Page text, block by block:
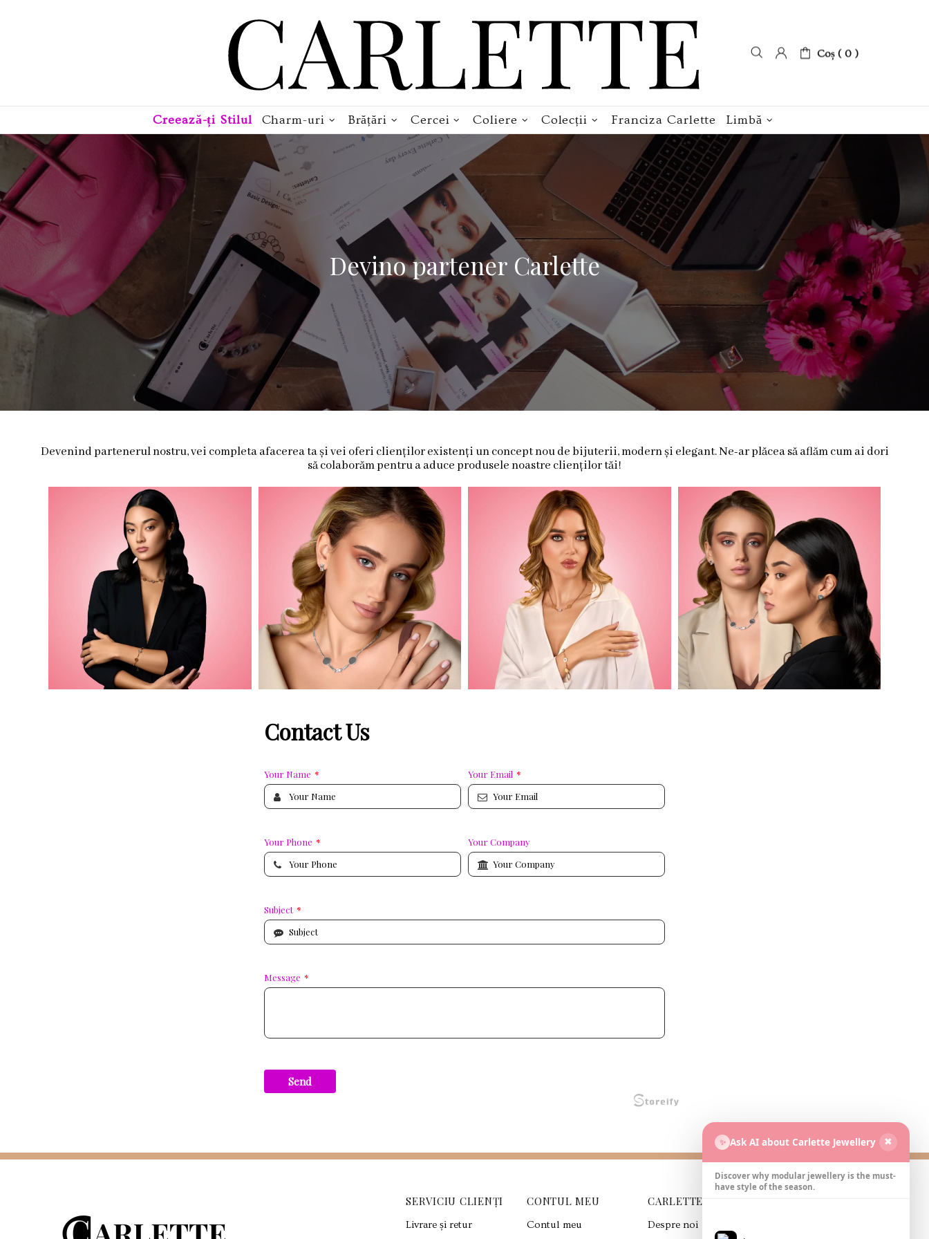
Coș ( 0 )
Creează-ți Stilul Charm-uri Brățări Cercei Coliere Colecții Franciza Carlette Limbă
Devino partener Carlette
Devenind partenerul nostru, vei completa afacerea ta și vei oferi clienților existenți un concept nou de bijuterii, modern și elegant. Ne-ar plăcea să aflăm cum ai dori
să colaborăm pentru a aduce produsele noastre clienților tăi!
Contact Us
Your Name * Your Email *
Your Phone * Your Company
Subject *
Message *
Send
SERVICIU CLIENȚI
Livrare și retur
CONTUL MEU
Contul meu
CARLETTE
Despre noi
✨ Ask AI about Carlette Jewellery ✖
Discover why modular jewellery is the must-
have style of the season.